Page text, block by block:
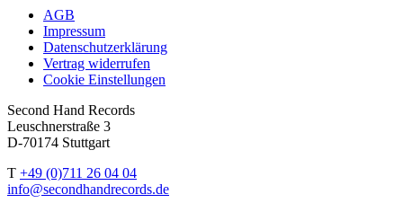
AGB
Impressum
Datenschutzerklärung
Vertrag widerrufen
Cookie Einstellungen
Second Hand Records
Leuschnerstraße 3
D-70174 Stuttgart
T +49 (0)711 26 04 04
info@secondhandrecords.de